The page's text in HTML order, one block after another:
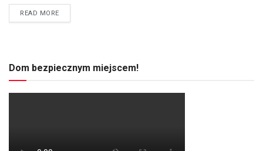
READ MORE
Dom bezpiecznym miejscem!